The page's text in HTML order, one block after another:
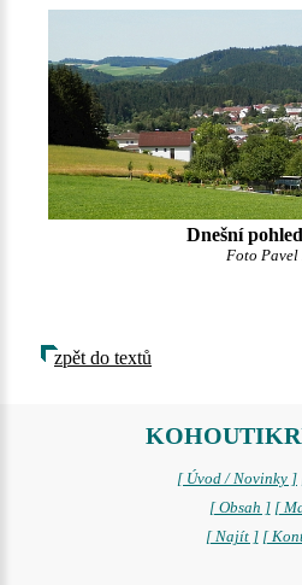
Dnešní
Foto Pavel
zpět do textů
[ Úvod / Novinky ]
[ Obsah ] [
[ Najít ] [